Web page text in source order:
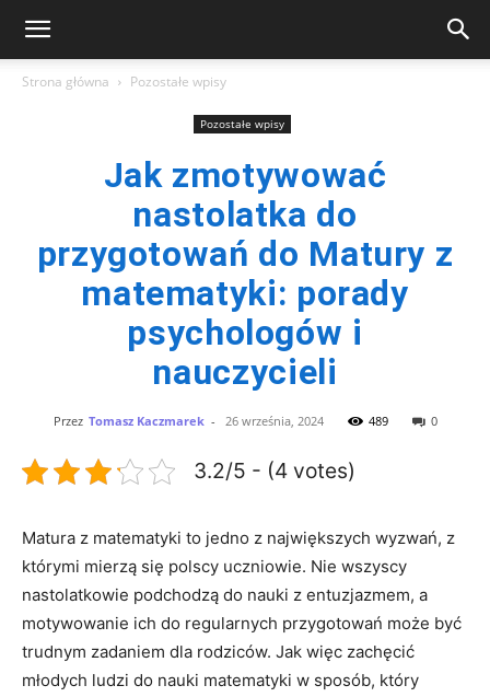
Strona główna Pozostałe wpisy
Pozostałe wpisy
Jak zmotywować
nastolatka do
przygotowań do Matury z
matematyki: porady
psychologów i
nauczycieli
Przez Tomasz Kaczmarek - 26 września, 2024 489 0
3.2/5 - (4 votes)
Matura z matematyki to jedno z największych wyzwań, z
którymi mierzą się polscy uczniowie. Nie wszyscy
nastolatkowie podchodzą do nauki z entuzjazmem, a
motywowanie ich do regularnych przygotowań może być
trudnym zadaniem dla rodziców. Jak więc zachęcić
młodych ludzi do nauki matematyki w sposób, który